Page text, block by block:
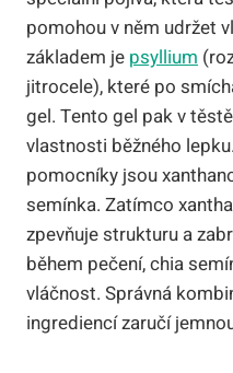
pomohou v něm udržet
základem je psyllium
jitrocele), které po
gel. Tento gel pak v
vlastnosti běžného
pomocníky jsou
semínka. Zatímco
zpevňuje strukturu a
během pečení, chia
vláčnost. Správná
ingrediencí zaručí